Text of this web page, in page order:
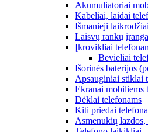
Akumuliatoriai
Kabeliai, laidai
Išmanieji
Laisvų rankų įranga
Įkrovikliai
Bevieliai
Išorinės baterijos
Apsauginiai stiklai
Ekranai mobiliems
Dėklai telefonams
Kiti priedai
Asmenukių